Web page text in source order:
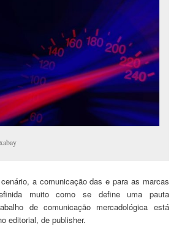
a comunicação das e para as marcas
muito como se define uma pauta
de comunicação mercadológica está
editorial, de publisher.